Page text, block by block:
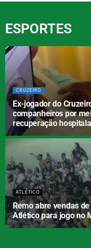
ESPORTES
CRUZEIRO
Ex-jogador do
companheiros por
recuperação
ATLÉTICO
Remo abre vendas
Atlético para jogo no